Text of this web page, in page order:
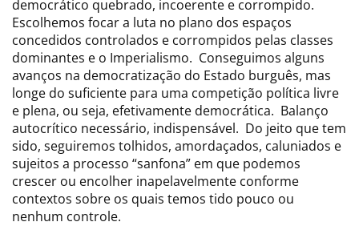
democrático quebrado, incoerente e corrompido.
Escolhemos focar a luta no plano dos espaços
concedidos controlados e corrompidos pelas classes
dominantes e o Imperialismo. Conseguimos alguns
avanços na democratização do Estado burguês, mas
longe do suficiente para uma competição política livre
e plena, ou seja, efetivamente democrática. Balanço
autocrítico necessário, indispensável. Do jeito que tem
sido, seguiremos tolhidos, amordaçados, caluniados e
sujeitos a processo “sanfona” em que podemos
crescer ou encolher inapelavelmente conforme
contextos sobre os quais temos tido pouco ou
nenhum controle.